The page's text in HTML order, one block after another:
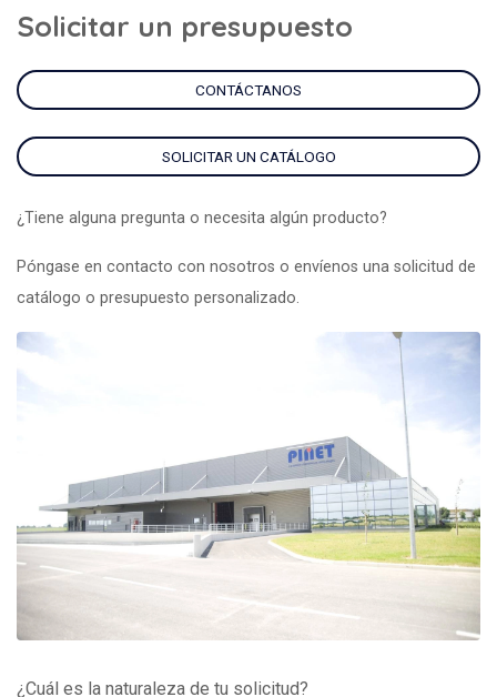
Solicitar un presupuesto
CONTÁCTANOS
SOLICITAR UN CATÁLOGO
¿Tiene alguna pregunta o necesita algún producto?
Póngase en contacto con nosotros o envíenos una solicitud de
catálogo o presupuesto personalizado.
¿Cuál es la naturaleza de tu solicitud?